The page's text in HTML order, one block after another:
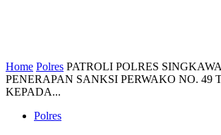
Home Polres PATROLI POLRES
PENERAPAN SANKSI PERWAKO NO. 49
KEPADA...
Polres